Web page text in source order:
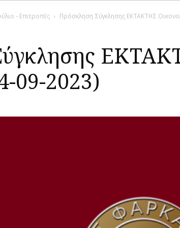
- Επιτροπές Πρόσκληση Σύγκλησης ΕΚΤΑΚΤΗΣ
09-2023)